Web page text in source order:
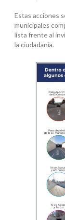
Estas acciones
municipales
lista frente al
la ciudadanía.